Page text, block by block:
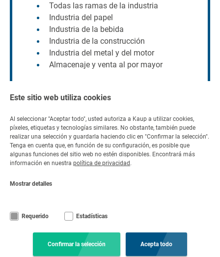
Todas las ramas de la industria
Industria del papel
Industria de la bebida
Industria de la construcción
Industria del metal y del motor
Almacenaje y venta al por mayor
Contacto
Contáctenos
+49 6021 865 0
© Copyright KAUP GmbH & Co. KG
Exención de responsabilidad
Configuración de las cookies
Este sitio web utiliza cookies
Al seleccionar "Aceptar todo", usted autoriza a Kaup a utilizar cookies,
píxeles, etiquetas y tecnologías similares. No obstante, también puede
realizar una selección y guardarla haciendo clic en "Confirmar la selección".
Tenga en cuenta que, en función de su configuración, es posible que
algunas funciones del sitio web no estén disponibles. Encontrará más
información en nuestra política de privacidad .
Mostrar detalles
Requerido Estadísticas
Confirmar la selección Acepta todo